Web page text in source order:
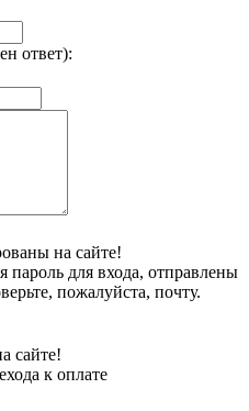
ответ):
на сайте!
для входа, отправлены
пожалуйста, почту.
сайте!
к оплате